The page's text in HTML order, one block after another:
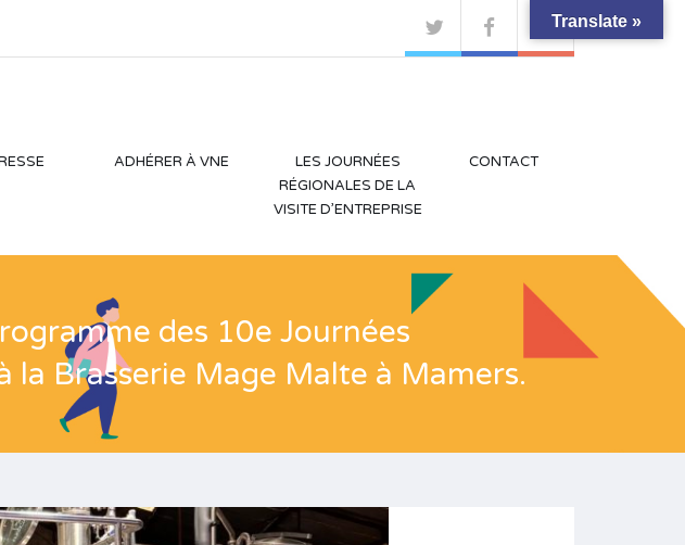
ADHÉRER À VNE
LES JOURNÉES
RÉGIONALES DE LA
VISITE D’ENTREPRISE
CONTACT
des 10e Journées
la Brasserie Mage Malte à Mamers.
Translate »